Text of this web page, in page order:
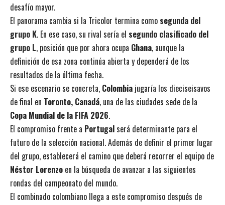
desafío mayor.
El panorama cambia si la Tricolor termina como segunda del
grupo K. En ese caso, su rival sería el segundo clasificado del
grupo L, posición que por ahora ocupa Ghana, aunque la
definición de esa zona continúa abierta y dependerá de los
resultados de la última fecha.
Si ese escenario se concreta, Colombia jugaría los dieciseisavos
de final en Toronto, Canadá, una de las ciudades sede de la
Copa Mundial de la FIFA 2026.
El compromiso frente a Portugalserá determinante para el
futuro de la selección nacional. Además de definir el primer lugar
del grupo, establecerá el camino que deberá recorrer el equipo de
Néstor Lorenzo en la búsqueda de avanzar a las siguientes
rondas del campeonato del mundo.
El combinado colombiano llega a este compromiso después de